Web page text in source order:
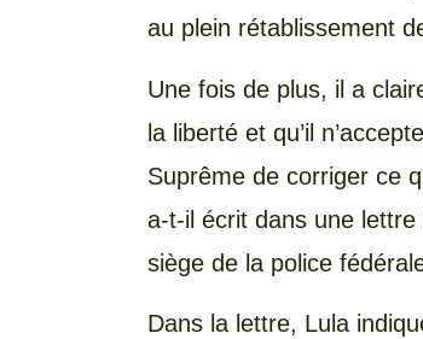
au plein rétablissement
Une fois de plus, il a
la liberté et qu’il
Suprême de corriger ce
a-t-il écrit dans une
siège de la police
Dans la lettre, Lula